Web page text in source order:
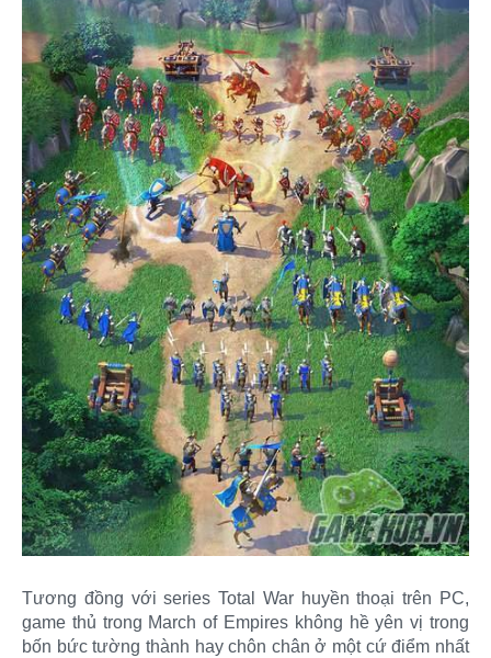
Tương đồng với series Total War huyền thoại trên PC,
game thủ trong March of Empires không hề yên vị trong
bốn bức tường thành hay chôn chân ở một cứ điểm nhất